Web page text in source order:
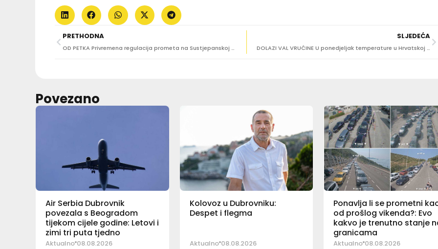
PRETHODNA
OD PETKA Privremena regulacija prometa na Sustjepanskoj obali
SLJEDEĆA
DOLAZI VAL VRUĆINE U ponedjeljak temperature u Hrvatskoj kao usred ljeta!
Povezano
Air Serbia Dubrovnik
povezala s Beogradom
tijekom cijele godine: Letovi i
zimi tri puta tjedno
Aktualno 08.08.2026
Kolovoz u Dubrovniku:
Despet i flegma
Aktualno 08.08.2026
Ponavlja li se prometni
od prošlog vikenda?: Evo
kakvo je trenutno stanje
granicama
Aktualno 08.08.2026